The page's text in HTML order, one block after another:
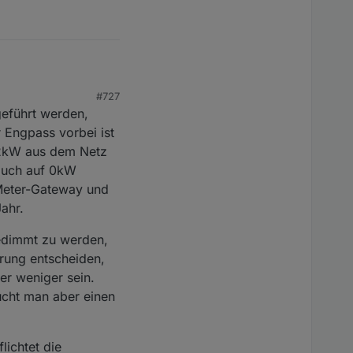
möchte?“ steht
oder einem
sinnvoll).
Messsystem.
mir nicht mal
wird. Und alle
denn
für die Batterie
bei einer Batterie
halte ich für äußerst
#727
werden,
vorbei ist
aus dem Netz
auf 0kW
Gateway und
zu werden,
entscheiden,
weniger sein.
man aber einen
die